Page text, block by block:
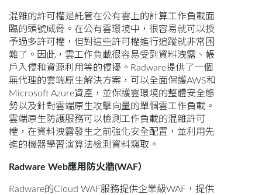
混雜的許可權是託管在公有雲上的計算工作負載面
臨的頭號威脅。在公有雲環境中，很容易就可以授
予過多許可權，但對這些許可權進行追蹤就非常困
難了。因此，雲工作負載很容易受到資料洩露、帳
戶入侵和資源利用等的侵擾。Radware提供了一個
無代理的雲端原生解決方案，可以全面保護AWS和
Microsoft Azure資產，並保護雲環境的整體安全態
勢以及針對雲端原生攻擊向量的單個雲工作負載。
雲端原生防護服務可以檢測工作負載的混雜許可
權，在資料洩露發生之前強化安全配置，並利用先
進的機器學習演算法檢測資料竊取。
Radware Web應用防火牆(WAF）
Radware的Cloud WAF服務提供企業級WAF，提供